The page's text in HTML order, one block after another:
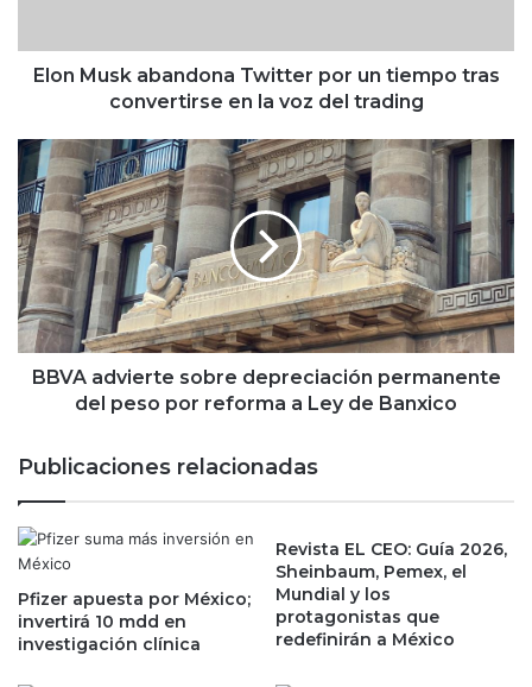
a
d
n
a
T
w
i
t
t
r
u
n
t
i
e
m
p
Elon Musk abandona Twitter por un tiempo tras
convertirse en la voz del trading
B
V
A
a
d
v
i
e
o
b
r
e
d
e
p
r
BBVA advierte sobre depreciación permanente
del peso por reforma a Ley de Banxico
Publicaciones relacionadas
Pfizer apuesta por México;
invertirá 10 mdd en
investigación clínica
Revista EL CEO: Guía 2026,
Sheinbaum, Pemex, el
Mundial y los
protagonistas que
redefinirán a México